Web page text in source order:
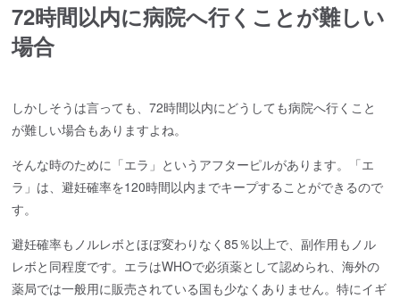
72時間以内に病院へ行くことが難しい
場合
しかしそうは言っても、72時間以内にどうしても病院へ行くこと
が難しい場合もありますよね。
そんな時のために「エラ」というアフターピルがあります。「エ
ラ」は、避妊確率を120時間以内までキープすることができるので
す。
避妊確率もノルレボとほぼ変わりなく85％以上で、副作用もノル
レボと同程度です。エラはWHOで必須薬として認められ、海外の
薬局では一般用に販売されている国も少なくありません。特にイギ